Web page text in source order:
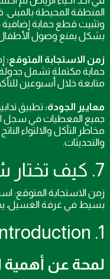
المنطقة المحيطة
وتثبيت قطع حماية إضافية
بشكل يمنع وصول الأطفال
زمن الاستجابة المتوقع:
حماية مكتملة تشمل جدولة
متابعة خلال أسبوعين للتأكد من
معايير الجودة:
مخاطر التآكل والالتواء
والتحديثات.
7. كيف تختار شركة صيانة موثوقة مع أمثلة قياسية للنجاعة
زمن الاستجابة المتوقع: استشارة فورية خلال 15 دقيقة، ثم
بسيط في غرفة الغسيل، يحدد المهندس موعد زيارة
1. Introduction
لمحة عن أهمية